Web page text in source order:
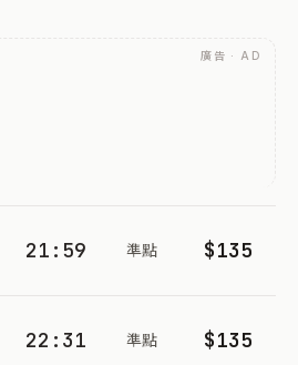
廣告 · AD
21:59 準點 $135
22:31 準點 $135